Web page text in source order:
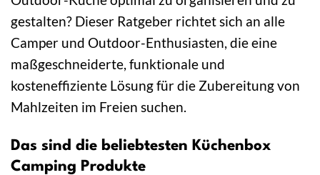
gestalten? Dieser Ratgeber richtet sich an alle
Camper und Outdoor-Enthusiasten, die eine
maßgeschneiderte, funktionale und
kosteneffiziente Lösung für die Zubereitung von
Mahlzeiten im Freien suchen.
Das sind die beliebtesten Küchenbox
Camping Produkte